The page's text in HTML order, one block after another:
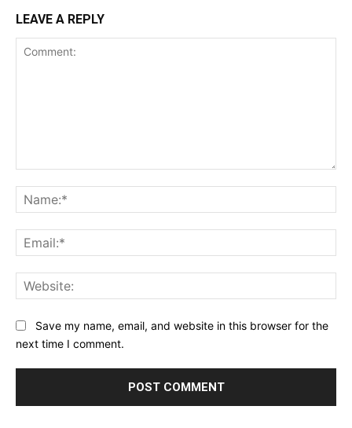
LEAVE A REPLY
Save my name, email, and website in this browser for the
next time I comment.